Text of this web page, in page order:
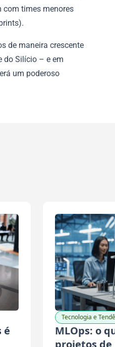
com times menores
de maneira crescente
do Silício – e em
um poderoso
é
Tecnologia e
MLOps: o
projetos